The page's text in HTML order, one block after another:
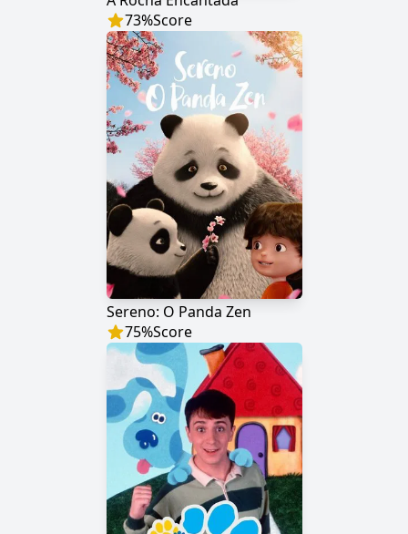
73%Score
Sereno: O Panda Zen
75%Score